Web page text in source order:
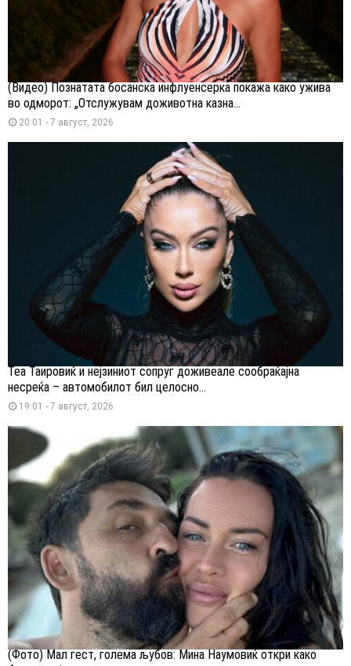
(Видео) Познатата босанска инфлуенсерка покажа како ужива
во одморот: „Отслужувам доживотна казна...
20:01 - 7 август, 2026
Теа Таировиќ и нејзиниот сопруг доживеале сообраќајна
несреќа – автомобилот бил целосно...
19:01 - 7 август, 2026
(Фото) Мал гест, голема љубов: Мина Наумовиќ откри како